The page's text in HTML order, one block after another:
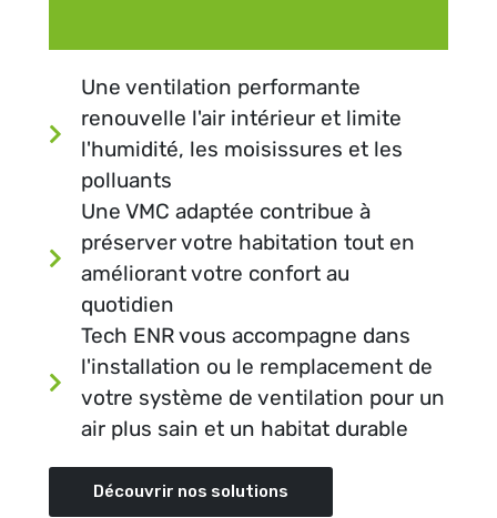
Une ventilation performante
renouvelle l'air intérieur et limite
l'humidité, les moisissures et les
polluants
Une VMC adaptée contribue à
préserver votre habitation tout en
améliorant votre confort au
quotidien
Tech ENR vous accompagne dans
l'installation ou le remplacement de
votre système de ventilation pour un
air plus sain et un habitat durable
Découvrir nos solutions